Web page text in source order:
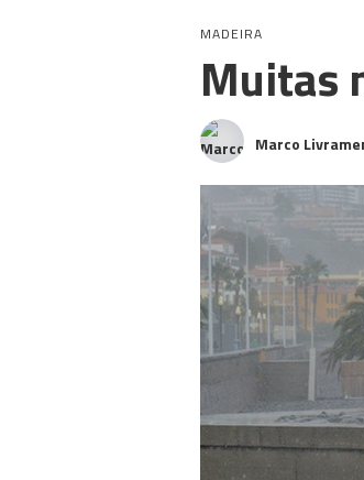
MADEIRA
Muitas
Marco